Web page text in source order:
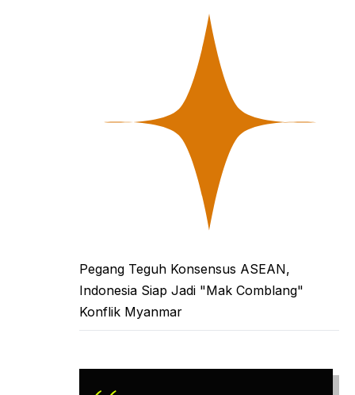
Pegang Teguh Konsensus ASEAN,
Indonesia Siap Jadi "Mak Comblang"
Konflik Myanmar